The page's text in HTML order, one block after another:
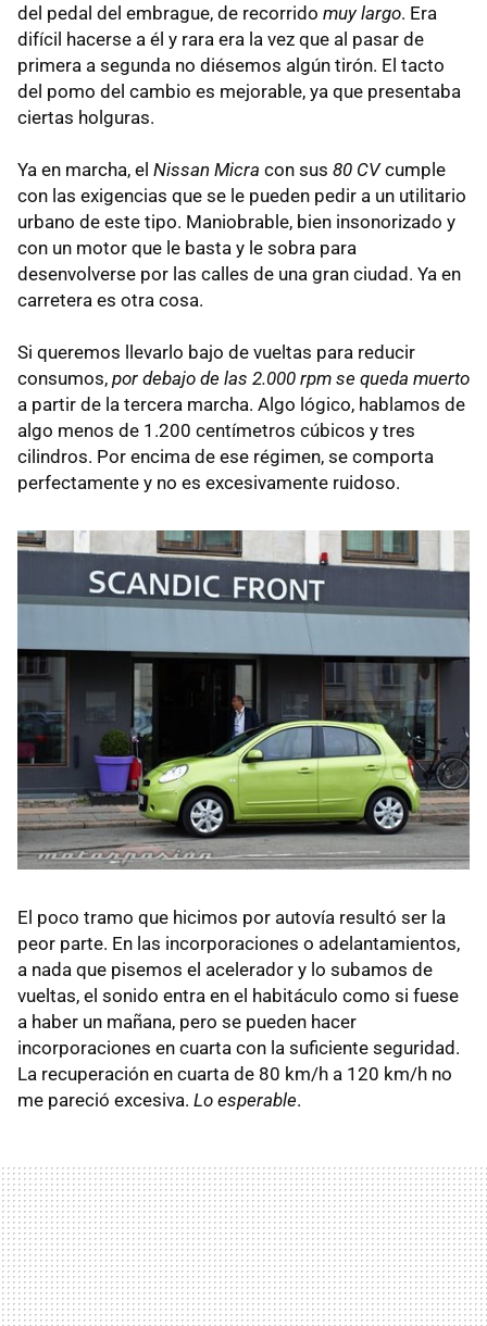
del pedal del embrague, de recorrido muy largo. Era
difícil hacerse a él y rara era la vez que al pasar de
primera a segunda no diésemos algún tirón. El tacto
del pomo del cambio es mejorable, ya que presentaba
ciertas holguras.
Ya en marcha, el Nissan Micra con sus 80 CVcumple
con las exigencias que se le pueden pedir a un utilitario
urbano de este tipo. Maniobrable, bien insonorizado y
con un motor que le basta y le sobra para
desenvolverse por las calles de una gran ciudad. Ya en
carretera es otra cosa.
Si queremos llevarlo bajo de vueltas para reducir
consumos, por debajo de las 2.000 rpm se queda muerto
a partir de la tercera marcha. Algo lógico, hablamos de
algo menos de 1.200 centímetros cúbicos y tres
cilindros. Por encima de ese régimen, se comporta
perfectamente y no es excesivamente ruidoso.
El poco tramo que hicimos por autovía resultó ser la
peor parte. En las incorporaciones o adelantamientos,
a nada que pisemos el acelerador y lo subamos de
vueltas, el sonido entra en el habitáculo como si fuese
a haber un mañana, pero se pueden hacer
incorporaciones en cuarta con la suficiente seguridad.
La recuperación en cuarta de 80 km/h a 120 km/h no
me pareció excesiva. Lo esperable.